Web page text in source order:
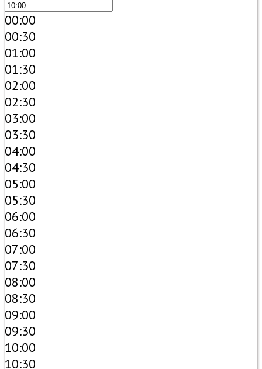
00:00
00:30
01:00
01:30
02:00
02:30
03:00
03:30
04:00
04:30
05:00
05:30
06:00
06:30
07:00
07:30
08:00
08:30
09:00
09:30
10:00
10:30